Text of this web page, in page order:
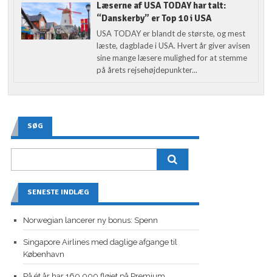
Læserne af USA TODAY har talt:
“Danskerby” er Top 10 i USA
USA TODAY er blandt de største, og mest
læste, dagblade i USA. Hvert år giver avisen
sine mange læsere mulighed for at stemme
på årets rejsehøjdepunkter...
SØG
SENESTE INDLÆG
Norwegian lancerer ny bonus: Spenn
Singapore Airlines med daglige afgange til
København